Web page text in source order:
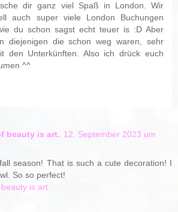
dir ganz viel Spaß in London. Wir
auch super viele London Buchungen
du schon sagst echt teuer is :D Aber
diejenigen die schon weg waren, sehr
den Unterkünften. Also ich drück euch
^^
beauty is art. 12. September 2023 um
season! That is such a cute decoration! I
So so perfect!
is art.